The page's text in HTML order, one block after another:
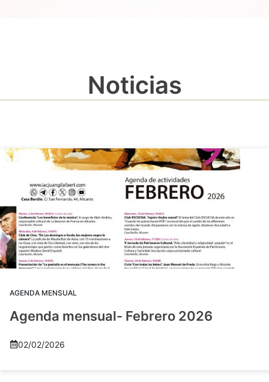
Noticias
AGENDA MENSUAL
Agenda mensual- Febrero 2026
02/02/2026